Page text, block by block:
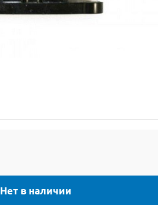
Нет в наличии